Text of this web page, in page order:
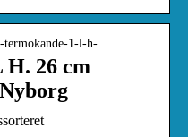
termokande-1-l-h-…
H. 26 cm